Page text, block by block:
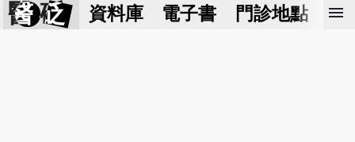
醫 砭 資料庫 電子書 門診地點 預
menu